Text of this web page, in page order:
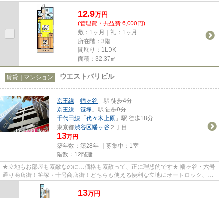
も！休日のまったりとした時間も...
12.9万円
(管理費・共益費 6,000円)
敷：1ヶ月｜礼：1ヶ月
所在階：3階
間取り：1LDK
面積：32.37㎡
賃貸｜マンション ウエストバリビル
京王線 「幡ヶ谷 」駅 徒歩4分
京王線 「笹塚 」駅 徒歩9分
千代田線 「代々木上原 」駅 徒歩18分
東京都渋谷区幡ヶ谷 ２丁目
13万円
築年数：築28年 ｜募集中： 1室
階数：12階建
★立地もお部屋も素敵なのに…価格も素敵って、正に理想的です★ 幡ヶ谷・六号
通り商店街！笹塚・十号商店街！どちらも使える便利な立地にオートロック、エ
レベーター付のマンション★2人...
13万円